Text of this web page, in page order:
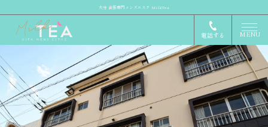
大分 出張専門メンズエステ MilkTea
電話する MENU